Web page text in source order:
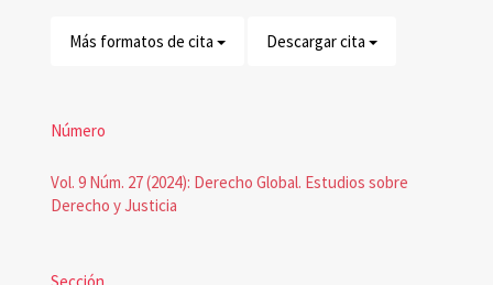
Más formatos de cita Descargar cita
Número
Vol. 9 Núm. 27 (2024): Derecho Global. Estudios sobre
Derecho y Justicia
Sección